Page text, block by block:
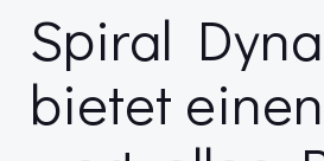
Spiral
bietet einen